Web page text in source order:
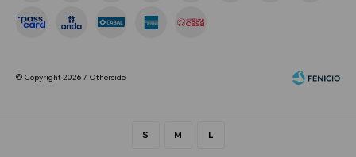
S M L
© Copyright 2026 / Otherside